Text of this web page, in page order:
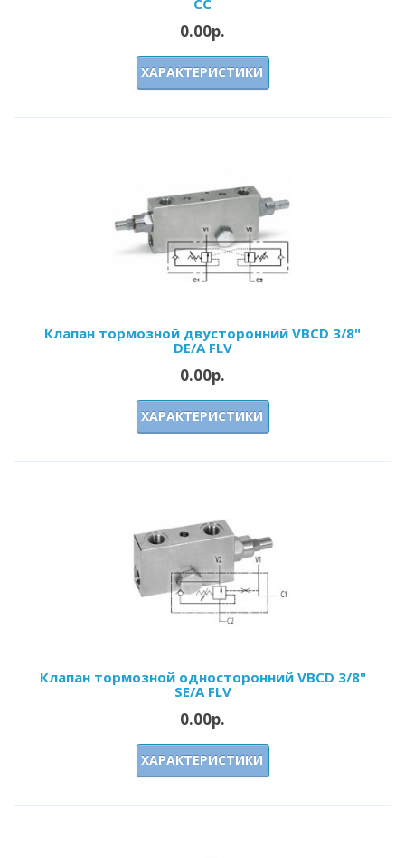
CC
0.00р.
ХАРАКТЕРИСТИКИ
Клапан тормозной двусторонний VBCD 3/8"
DE/A FLV
0.00р.
ХАРАКТЕРИСТИКИ
Клапан тормозной односторонний VBCD 3/8"
SE/A FLV
0.00р.
ХАРАКТЕРИСТИКИ